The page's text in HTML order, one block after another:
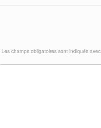
Les champs obligatoires sont indiqués avec